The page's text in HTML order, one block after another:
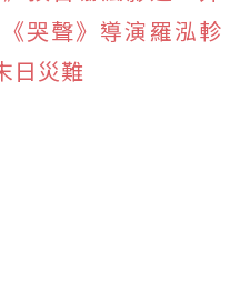
哭聲》導演羅泓軫
日災難